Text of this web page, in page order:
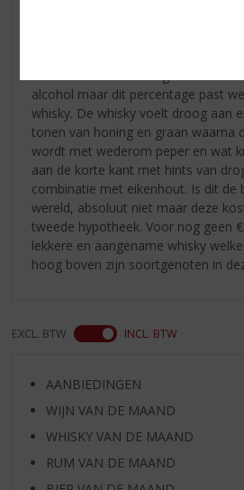
alcohol maar dit percentage past
whisky. De whisky voelt droog aan
tonen van honing en graan waarna
wordt met wederom peper en wat
aan de korte kant met hints van
combinatie met eikenhout. Is dit de
wereld, absoluut niet maar deze
tweede hypotheek. Voor nog geen
lekkere en aangename whisky
hoog boven zijn soortgenoten in
EXCL. BTW INCL. BTW
AANBIEDINGEN
WIJN VAN DE MAAND
WHISKY VAN DE MAAND
RUM VAN DE MAAND